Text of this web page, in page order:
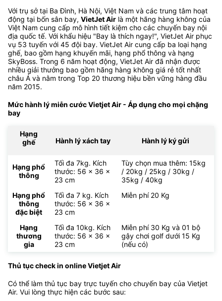
Với trụ sở tại Ba Đình, Hà Nội, Việt Nam và các trung tâm hoạt
động tại bốn sân bay, VietJet Air là một hãng hàng không của
Việt Nam cung cấp mô hình tiết kiệm cho các chuyến bay nội
địa quốc tế. Với khẩu hiệu "Bay là thích ngay!", VietJet Air phục
vụ 53 tuyến với 45 đội bay. VietJet Air cung cấp ba loại hạng
ghế, bao gồm hạng khuyến mãi, hạng phổ thông và hạng
SkyBoss. Trong 6 năm hoạt động, VietJet Air đã nhận được
nhiều giải thưởng bao gồm hãng hàng không giá rẻ tốt nhất
châu Á và nằm trong Top 20 thương hiệu bền vững hàng đầu
năm 2015.
Mức hành lý miễn cước Vietjet Air - Áp dụng cho mọi chặng
bay
Hạng
ghế
Hành lý xách tay Hành lý ký gửi
Hạng phổ
thông
Tối đa 7kg. Kích
thước: 56 x 36 x
23 cm
Tùy chọn mua thêm: 15kg
/ 20kg / 25kg / 30kg /
35kg / 40kg
Hạng phổ
thông
đặc biệt
Tối đa 7 kg. Kích
thước: 56 x 36 x
23 cm
Miễn phí 20 Kg
Hạng
thương
gia
Tối đa 10kg. Kích
thước: 56 x 36 x
23 cm
Miễn phí 30 Kg và 01 bộ
gậy chơi golf dưới 15 Kg
(nếu có)
Thủ tục check in online Vietjet Air
Có thể làm thủ tục bay trực tuyến cho chuyến bay của Vietjet
Air. Vui lòng thực hiện các bước sau: